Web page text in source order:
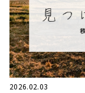
2026.02.03